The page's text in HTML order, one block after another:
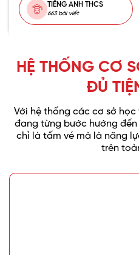
TIẾNG ANH THCS
663 bài viết
HỆ THỐNG CƠ
ĐỦ
Với hệ thống các cơ sở học
đang từng bước hướng đến
chỉ là tấm vé mà là năng
trên